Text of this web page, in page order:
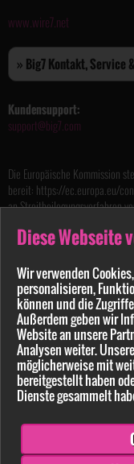
Diese Webseite
Wir verwenden
personalisieren,
können und die
Außerdem geben wir
Website an unsere
Analysen weiter.
möglicherweise mit
bereitgestellt haben
Dienste gesammelt
www.wire7.net
» Big7 Kontakt, Service
Kundensupport:
support@big7.com
Die Europäische Kommission
bereit: https://ec.europa.eu/
an Streitbeilegungsverfahren
Registergericht: Amtsgericht
Sitz der Gesellschaft: Hamburg
nach dem Recht der
Rechtsanwalt Marko Dörre
Marienstraße 8
10117 Berlin, Germany
Tel.:+49 (0) 30 400 544 99
Fax.:+49 (0) 30 400 544 98
DieBildnachweisefür
Big7.com